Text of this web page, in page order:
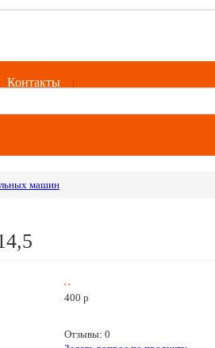
Контакты
машин
400 p
Отзывы: 0